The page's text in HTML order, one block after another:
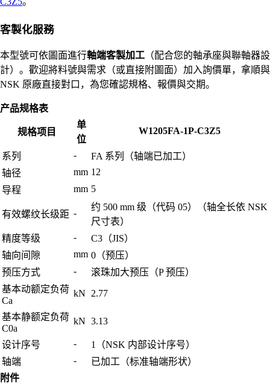
客製化服務
本型號可依圖面進行軸端客製加工 （配合您的軸承座與聯軸器設
計）。歡迎將料號與需求（或直接附圖面）加入詢價單，拿順與
NSK 原廠直接對口，為您確認規格、報價與交期。
产品规格表
规格项目
单
位
W1205FA-1P-C3Z5
系列 -
FA 系列（轴端已加工）
轴径
mm 12
导程
mm 5
有效螺纹长级距 -
约 500 mm 级（代码 05）（轴全长依 NSK
尺寸表）
精度等级
-
C3（JIS）
轴向间隙
mm 0（预压）
预压方式
-
滚珠加大预压（P 预压）
基本动额定负荷
Ca
kN 2.77
基本静额定负荷
C0a
kN 3.13
设计序号 -
1（NSK 内部设计序号）
轴端
-
已加工（标准轴端形状）
附件